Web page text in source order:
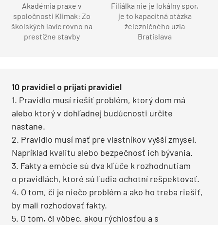
Akadémia praxe v
spoločnosti Klimak: Zo
školských lavíc rovno na
prestížne stavby
Filiálka nie je lokálny spor,
je to kapacitná otázka
železničného uzla
Bratislava
10 pravidiel o prijatí pravidiel
1. Pravidlo musí riešiť problém, ktorý dom má
alebo ktorý v dohľadnej budúcnosti určite
nastane.
2. Pravidlo musí mať pre vlastníkov vyšší zmysel.
Napríklad kvalitu alebo bezpečnosť ich bývania.
3. Fakty a emócie sú dva kľúče k rozhodnutiam
o pravidlách, ktoré sú ľudia ochotní rešpektovať.
4. O tom, či je niečo problém a ako ho treba riešiť,
by mali rozhodovať fakty.
5. O tom, či vôbec, akou rýchlosťou a s